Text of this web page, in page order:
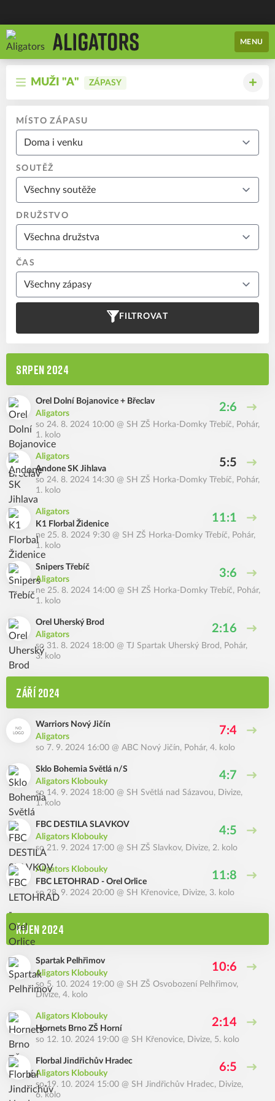
MENU
MUŽI "A" ZÁPASY
MÍSTO ZÁPASU
SOUTĚŽ
DRUŽSTVO
ČAS
FILTROVAT
SRPEN 2024
Orel Dolní Bojanovice + Břeclav
Aligators
2:6
so 24. 8. 2024 10:00 @ SH ZŠ Horka-Domky Třebíč, Pohár,
1. kolo
Aligators
Andone SK Jihlava
5:5
so 24. 8. 2024 14:30 @ SH ZŠ Horka-Domky Třebíč, Pohár,
1. kolo
Aligators
K1 Florbal Židenice
11:1
ne 25. 8. 2024 9:30 @ SH ZŠ Horka-Domky Třebíč, Pohár,
1. kolo
Snipers Třebíč
Aligators
3:6
ne 25. 8. 2024 14:00 @ SH ZŠ Horka-Domky Třebíč, Pohár,
1. kolo
Orel Uherský Brod
Aligators
2:16
so 31. 8. 2024 18:00 @ TJ Spartak Uherský Brod , Pohár,
3. kolo
ZÁŘÍ 2024
Warriors Nový Jičín
Aligators
7:4
so 7. 9. 2024 16:00 @ ABC Nový Jičín, Pohár, 4. kolo
Sklo Bohemia Světlá n/S
Aligators Klobouky
4:7
so 14. 9. 2024 18:00 @ SH Světlá nad Sázavou, Divize,
1. kolo
FBC DESTILA SLAVKOV
Aligators Klobouky
4:5
so 21. 9. 2024 17:00 @ SH ZŠ Slavkov, Divize, 2. kolo
Aligators Klobouky
FBC LETOHRAD - Orel Orlice
11:8
so 28. 9. 2024 20:00 @ SH Křenovice, Divize, 3. kolo
ŘÍJEN 2024
Spartak Pelhřimov
Aligators Klobouky
10:6
so 5. 10. 2024 19:00 @ SH ZŠ Osvobození Pelhřimov,
Divize, 4. kolo
Aligators Klobouky
Hornets Brno ZŠ Horní
2:14
so 12. 10. 2024 19:00 @ SH Křenovice, Divize, 5. kolo
Florbal Jindřichův Hradec
Aligators Klobouky
6:5
so 19. 10. 2024 15:00 @ SH Jindřichův Hradec, Divize,
6. kolo